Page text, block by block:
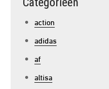
action
adidas
af
altisa